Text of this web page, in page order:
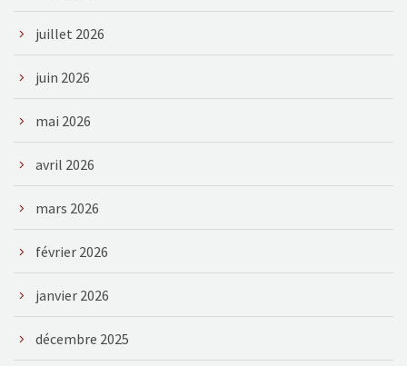
juillet 2026
juin 2026
mai 2026
avril 2026
mars 2026
février 2026
janvier 2026
décembre 2025